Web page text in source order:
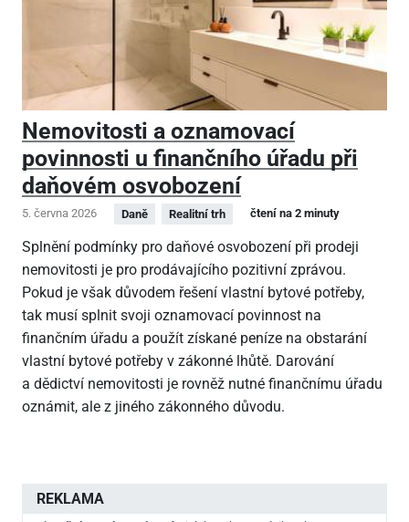
Nemovitosti a oznamovací
povinnosti u finančního úřadu při
daňovém osvobození
5. června 2026 Daně Realitní trh čtení na 2 minuty
Splnění podmínky pro daňové osvobození při prodeji
nemovitosti je pro prodávajícího pozitivní zprávou.
Pokud je však důvodem řešení vlastní bytové potřeby,
tak musí splnit svoji oznamovací povinnost na
finančním úřadu a použít získané peníze na obstarání
vlastní bytové potřeby v zákonné lhůtě. Darování
a dědictví nemovitosti je rovněž nutné finančnímu úřadu
oznámit, ale z jiného zákonného důvodu.
REKLAMA